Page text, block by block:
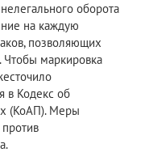
оборота
на каждую
позволяющих
маркировка
в Кодекс об
(КоАП). Меры